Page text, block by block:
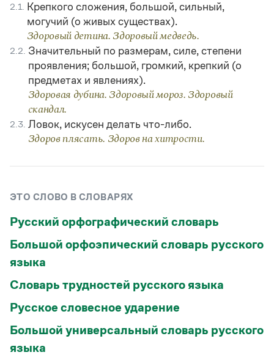
2.1.
Крепкого сложения, большой, сильный,
могучий (о живых существах).
Здоровый детина. Здоровый медведь.
2.2.
Значительный по размерам, силе, степени
проявления; большой, громкий, крепкий (о
предметах и явлениях).
Здоровая дубина. Здоровый мороз. Здоровый
скандал.
2.3. Ловок, искусен делать что-либо.
Здоров плясать. Здоров на хитрости.
ЭТО СЛОВО В СЛОВАРЯХ
Русский орфографический словарь
Большой орфоэпический словарь русского
языка
Словарь трудностей русского языка
Русское словесное ударение
Большой универсальный словарь русского
языка